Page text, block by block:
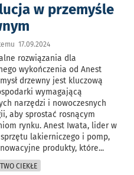
w przemyśle
17.09.2024
rozwiązania dla
wykończenia od Anest
drzewny jest kluczową
wymagającą
narzędzi i nowoczesnych
aby sprostać rosnącym
rynku. Anest Iwata, lider w
lakierniczego i pomp,
produkty, które...
CIEKŁE